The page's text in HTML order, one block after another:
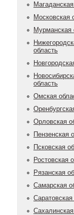
Московская
Мурманская
область
область
Омская
Орловская
Пензенская
Псковская
Ростовская
Рязанская
Самарская